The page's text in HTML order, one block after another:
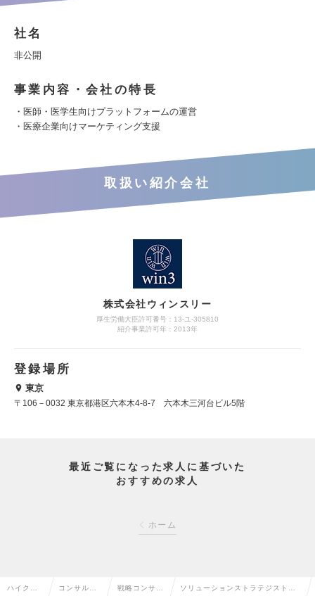
社名
非公開
事業内容・会社の特長
・医師・医学生向けプラットフォームの運営
・医療企業向けマーケティング支援
取扱い紹介会社
株式会社ウィンスリー
厚生労働大臣許可番号：13-ユ-305810
紹介事業許可年：2013年
登録場所
東京
〒106－0032 東京都港区六本木4-8-7 六本木三河台ビル5階
最近ご覧になった求人に基づいた
おすすめの求人
ホーム
ハイクラ コンサルタ 戦略コンサル ソリューションストラテジスト